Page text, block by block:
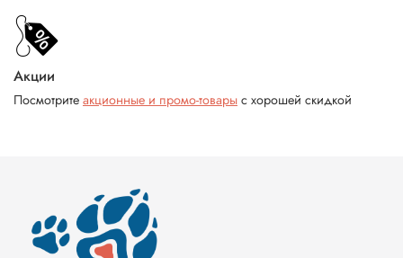
Акции
Посмотрите акционные и промо-товары с хорошей скидкой